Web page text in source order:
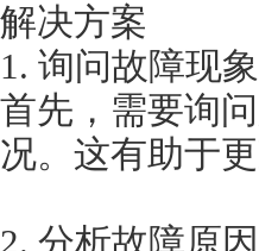
解决方案
1. 询问故障现象
首先，需要
况。这有助于
2. 分析故障原因